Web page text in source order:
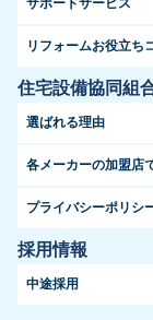
リフォームお役立ち
住宅設備協同組
選ばれる理由
各メーカーの加盟店
プライバシーポリシ
採用情報
中途採用